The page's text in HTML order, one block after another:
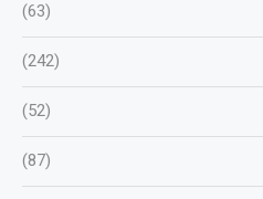
(63)
(242)
(52)
(87)